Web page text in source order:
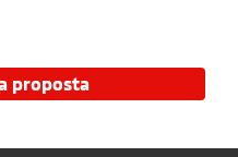
proposta